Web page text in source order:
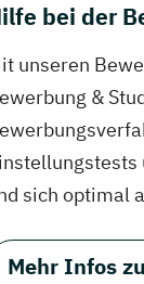
bei der
unseren
&
sich optimal
Mehr Infos